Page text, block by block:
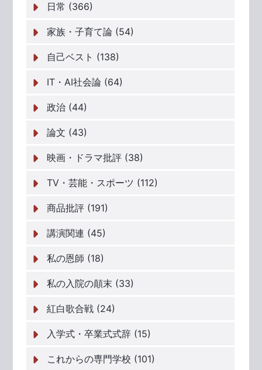
日常 (366)
家族・子育て論 (54)
自己ベスト (138)
IT・AI社会論 (64)
政治 (44)
論文 (43)
映画・ドラマ批評 (38)
TV・芸能・スポーツ (112)
商品批評 (191)
講演関連 (45)
私の恩師 (18)
私の入院の顛末 (33)
紅白歌合戦 (24)
入学式・卒業式式辞 (15)
これからの専門学校 (101)